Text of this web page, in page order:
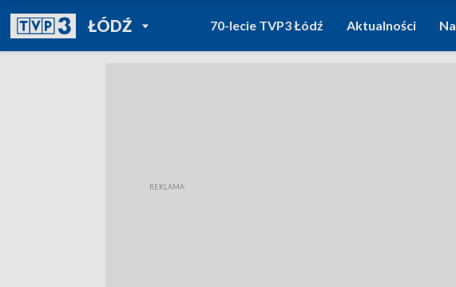
ŁÓDŹPOWRÓT DO
TVP REGIONY
70-lecie TVP3 Łódź Aktualności